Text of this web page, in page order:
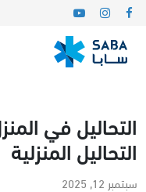
التحاليل في
التحاليل المنزلية
سبتمبر 12, 2025